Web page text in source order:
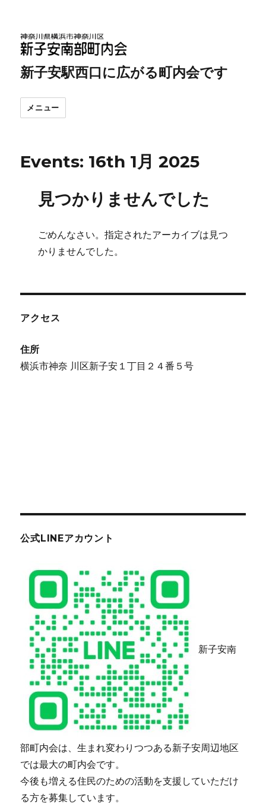
新子安駅西口に広がる町内会です
メニュー
Events: 16th 1月 2025
見つかりませんでした
ごめんなさい。指定されたアーカイブは見つ
かりませんでした。
アクセス
住所
横浜市神奈 川区新子安１丁目２４番５号
公式LINEアカウント
新子安南
部町内会は、生まれ変わりつつある新子安周辺地区
では最大の町内会です。
今後も増える住民のための活動を支援していただけ
る方を募集しています。